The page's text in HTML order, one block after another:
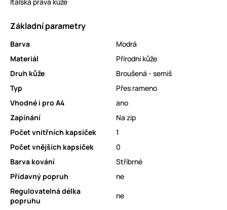
Základní parametry
Barva
Modrá
Materiál
Přírodní kůže
Druh kůže
Broušená - semiš
Typ
Přes rameno
Vhodné i pro A4
ano
Zapínání
Na zip
Počet vnitřních kapsiček
1
Počet vnějších kapsiček
0
Barva kování
Stříbrné
Přídavný popruh
ne
Regulovatelná délka
popruhu
ne